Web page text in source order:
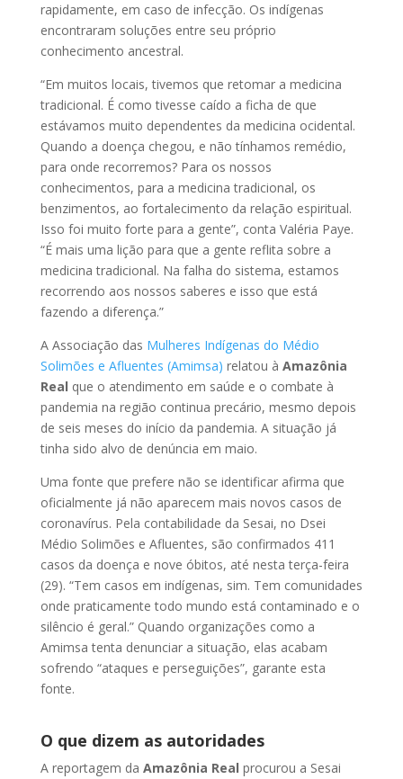
rapidamente, em caso de infecção. Os indígenas
encontraram soluções entre seu próprio
conhecimento ancestral.
“Em muitos locais, tivemos que retomar a medicina
tradicional. É como tivesse caído a ficha de que
estávamos muito dependentes da medicina ocidental.
Quando a doença chegou, e não tínhamos remédio,
para onde recorremos? Para os nossos
conhecimentos, para a medicina tradicional, os
benzimentos, ao fortalecimento da relação espiritual.
Isso foi muito forte para a gente”, conta Valéria Paye.
“É mais uma lição para que a gente reflita sobre a
medicina tradicional. Na falha do sistema, estamos
recorrendo aos nossos saberes e isso que está
fazendo a diferença.”
A Associação das Mulheres Indígenas do Médio
Solimões e Afluentes (Amimsa) relatou à Amazônia
Real que o atendimento em saúde e o combate à
pandemia na região continua precário, mesmo depois
de seis meses do início da pandemia. A situação já
tinha sido alvo de denúncia em maio.
Uma fonte que prefere não se identificar afirma que
oficialmente já não aparecem mais novos casos de
coronavírus. Pela contabilidade da Sesai, no Dsei
Médio Solimões e Afluentes, são confirmados 411
casos da doença e nove óbitos, até nesta terça-feira
(29). “Tem casos em indígenas, sim. Tem comunidades
onde praticamente todo mundo está contaminado e o
silêncio é geral.” Quando organizações como a
Amimsa tenta denunciar a situação, elas acabam
sofrendo “ataques e perseguições”, garante esta
fonte.
O que dizem as autoridades
A reportagem da Amazônia Real procurou a Sesai